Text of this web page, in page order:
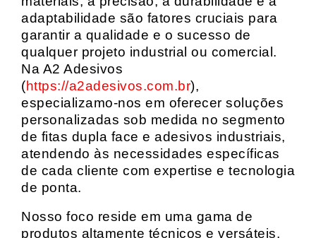
adaptabilidade são fatores cruciais para
garantir a qualidade e o sucesso de
qualquer projeto industrial ou comercial.
Na A2 Adesivos
(https://a2adesivos.com.br),
especializamo-nos em oferecer soluções
personalizadas sob medida no segmento
de fitas dupla face e adesivos industriais,
atendendo às necessidades específicas
de cada cliente com expertise e tecnologia
de ponta.
Nosso foco reside em uma gama de
produtos altamente técnicos e versáteis,